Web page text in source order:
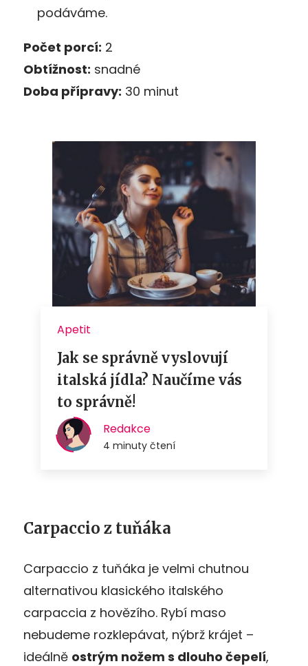
podáváme.
Počet porcí: 2
Obtížnost: snadné
Doba přípravy: 30 minut
Carpaccio z tuňáka
Carpaccio z tuňáka je velmi chutnou
alternativou klasického italského
carpaccia z hovězího. Rybí maso
nebudeme rozklepávat, nýbrž krájet –
ideálně ostrým nožem s dlouho čepelí,